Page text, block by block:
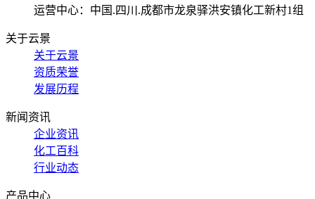
运营中心：中国.四川.成都市龙泉驿洪安镇化工新村1组
关于云景
关于云景
资质荣誉
发展历程
新闻资讯
企业资讯
化工百科
行业动态
产品中心